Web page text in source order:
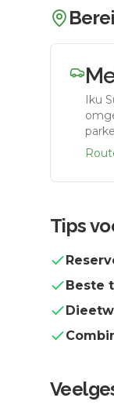
Iku
Tips
Beste